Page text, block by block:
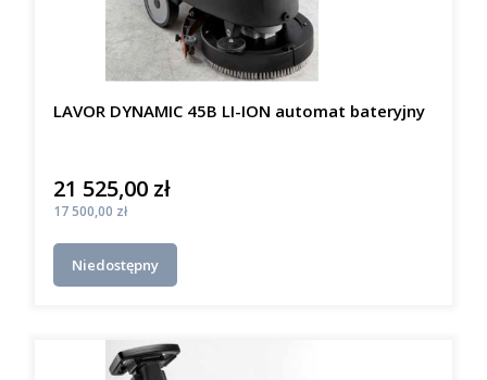
LAVOR DYNAMIC 45B LI-ION automat bateryjny
Cena
21 525,00 zł
Cena
17 500,00 zł
Niedostępny